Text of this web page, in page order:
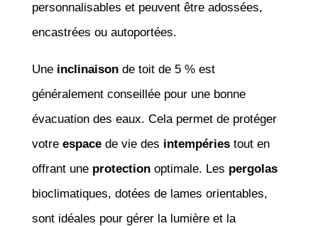
personnalisables et peuvent être adossées,
encastrées ou autoportées.
Une inclinaisonde toit de 5 % est
généralement conseillée pour une bonne
évacuation des eaux. Cela permet de protéger
votre espacede vie des intempériestout en
offrant une protectionoptimale. Les pergolas
bioclimatiques, dotées de lames orientables,
sont idéales pour gérer la lumière et la